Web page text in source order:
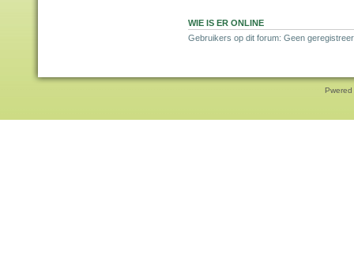
WIE IS ER ONLINE
Gebruikers op dit forum: Geen